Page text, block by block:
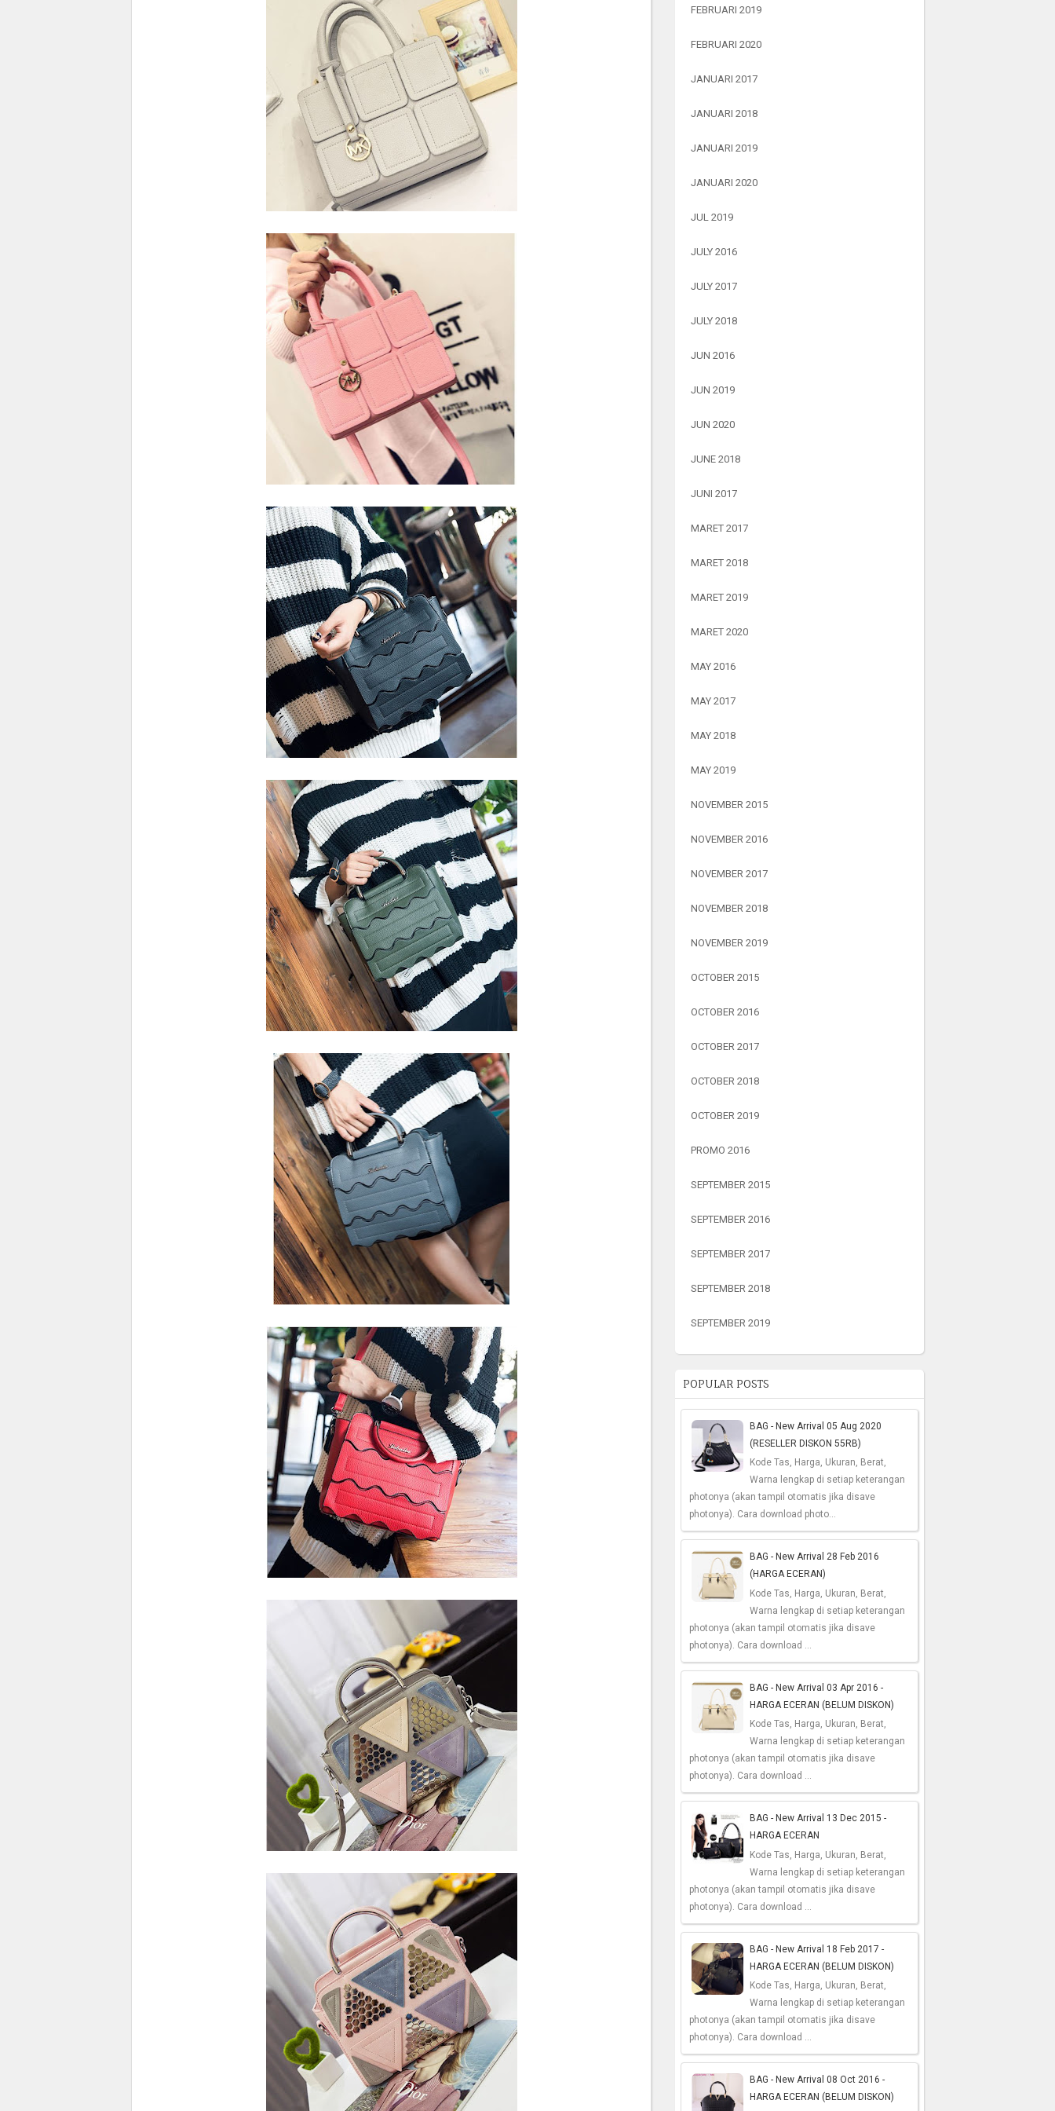
FEBRUARI 2019
FEBRUARI 2020
JANUARI 2017
JANUARI 2018
JANUARI 2019
JANUARI 2020
JUL 2019
JULY 2016
JULY 2017
JULY 2018
JUN 2016
JUN 2019
JUN 2020
JUNE 2018
JUNI 2017
MARET 2017
MARET 2018
MARET 2019
MARET 2020
MAY 2016
MAY 2017
MAY 2018
MAY 2019
NOVEMBER 2015
NOVEMBER 2016
NOVEMBER 2017
NOVEMBER 2018
NOVEMBER 2019
OCTOBER 2015
OCTOBER 2016
OCTOBER 2017
OCTOBER 2018
OCTOBER 2019
PROMO 2016
SEPTEMBER 2015
SEPTEMBER 2016
SEPTEMBER 2017
SEPTEMBER 2018
SEPTEMBER 2019
POPULAR POSTS
BAG - New Arrival 05 Aug 2020
(RESELLER DISKON 55RB)
Kode Tas, Harga, Ukuran, Berat,
Warna lengkap di setiap keterangan
photonya (akan tampil otomatis jika disave
photonya). Cara download photo...
BAG - New Arrival 28 Feb 2016
(HARGA ECERAN)
Kode Tas, Harga, Ukuran, Berat,
Warna lengkap di setiap keterangan
photonya (akan tampil otomatis jika disave
photonya). Cara download ...
BAG - New Arrival 03 Apr 2016 -
HARGA ECERAN (BELUM DISKON)
Kode Tas, Harga, Ukuran, Berat,
Warna lengkap di setiap keterangan
photonya (akan tampil otomatis jika disave
photonya). Cara download ...
BAG - New Arrival 13 Dec 2015 -
HARGA ECERAN
Kode Tas, Harga, Ukuran, Berat,
Warna lengkap di setiap keterangan
photonya (akan tampil otomatis jika disave
photonya). Cara download ...
BAG - New Arrival 18 Feb 2017 -
HARGA ECERAN (BELUM DISKON)
Kode Tas, Harga, Ukuran, Berat,
Warna lengkap di setiap keterangan
photonya (akan tampil otomatis jika disave
photonya). Cara download ...
BAG - New Arrival 08 Oct 2016 -
HARGA ECERAN (BELUM DISKON)